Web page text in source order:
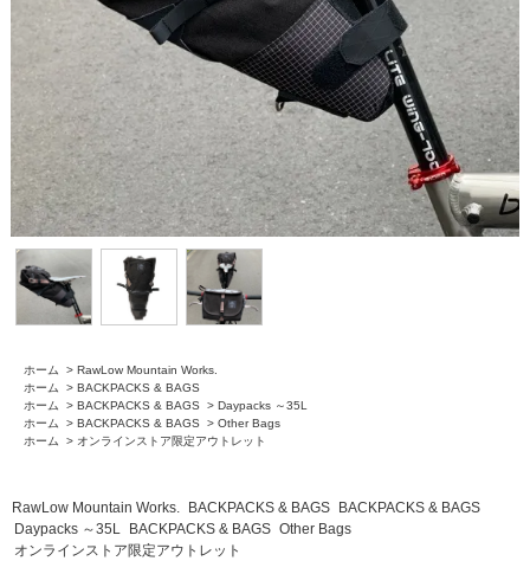
ホーム > RawLow Mountain Works.
ホーム
> BACKPACKS & BAGS
ホーム
> BACKPACKS & BAGS > Daypacks ～35L
ホーム
> BACKPACKS & BAGS > Other Bags
ホーム
> オンラインストア限定アウトレット
RawLow Mountain Works. BACKPACKS & BAGS
BACKPACKS & BAGS
Daypacks ～35L
BACKPACKS & BAGS Other Bags
オンラインストア限定アウトレット